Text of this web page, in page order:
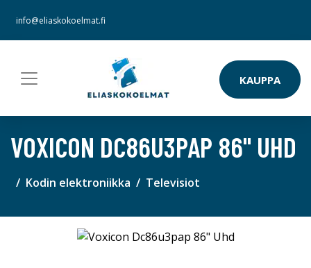
info@eliaskokoelmat.fi
KAUPPA
VOXICON DC86U3PAP 86" UHD
Kodin elektroniikka Televisiot